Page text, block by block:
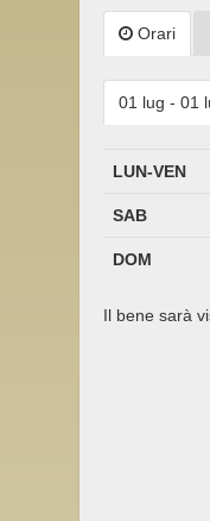
Orari
01 lug - 01
LUN-VEN
SAB
DOM
Il bene sarà